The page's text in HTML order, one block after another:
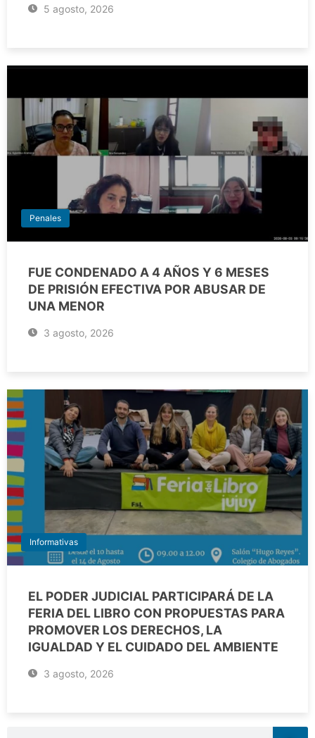
5 agosto, 2026
Penales
FUE CONDENADO A 4 AÑOS Y 6 MESES
DE PRISIÓN EFECTIVA POR ABUSAR DE
UNA MENOR
3 agosto, 2026
Informativas
EL PODER JUDICIAL PARTICIPARÁ DE LA
FERIA DEL LIBRO CON PROPUESTAS PARA
PROMOVER LOS DERECHOS, LA
IGUALDAD Y EL CUIDADO DEL AMBIENTE
3 agosto, 2026